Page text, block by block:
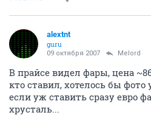
alextnt
guru
09 октября 2007 Melord
В прайсе видел фары, цена
кто ставил, хотелось бы фото
если уж ставить сразу евро
хрусталь...